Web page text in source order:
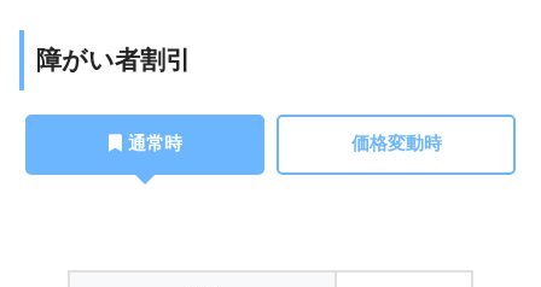
障がい者割引
通常時 価格変動時